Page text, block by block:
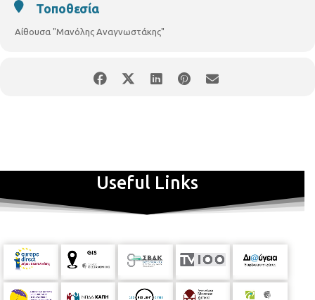
χώρους του Δημαρχείου Θεσσαλονίκης, το διάστημα 2 με 8
κοινότητας και γενικότερα όλων των πολιτών προκειμένου να
κατανοήσουν το οικολογικό αποτύπωμα της διατροφής. Στο
πλαίσιο της έκθεσης θα πραγματοποιηθούν παράλληλα
διαδραστικές δράσεις με τη συμμετοχή όλων.
Τοποθεσία
Αίθουσα "Μανόλης Αναγνωστάκης"
Useful Links